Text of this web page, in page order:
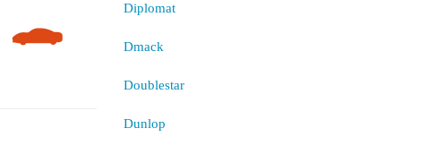
Diplomat
Dmack
Doublestar
Dunlop